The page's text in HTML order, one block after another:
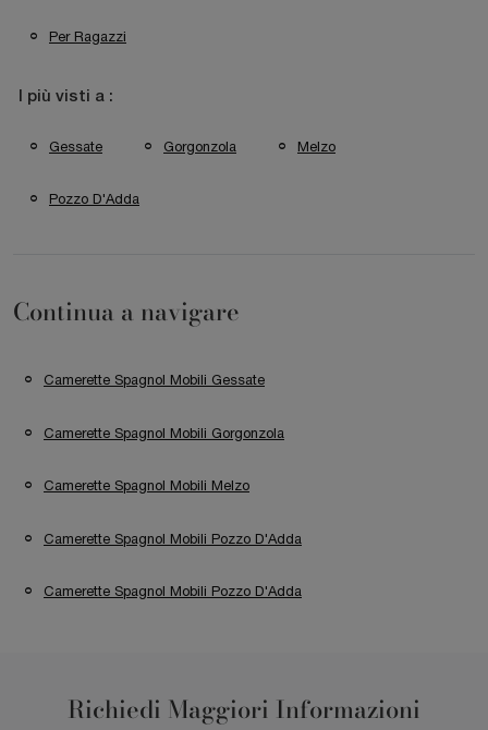
Per Ragazzi
I più visti a :
Gessate Gorgonzola Melzo
Pozzo D'Adda
Continua a navigare
Camerette Spagnol Mobili Gessate
Camerette Spagnol Mobili Gorgonzola
Camerette Spagnol Mobili Melzo
Camerette Spagnol Mobili Pozzo D'Adda
Camerette Spagnol Mobili Pozzo D'Adda
Richiedi Maggiori Informazioni